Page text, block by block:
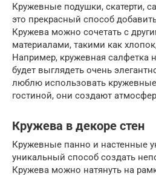
Кружевные подушки, скатерти,
это прекрасный способ
Кружева можно сочетать с
материалами, такими как
Например, кружевная салфетка
будет выглядеть очень
люблю использовать
гостиной, они создают
Кружева в декоре стен
Кружевные панно и настенные
уникальный способ создать
Кружева можно натянуть на